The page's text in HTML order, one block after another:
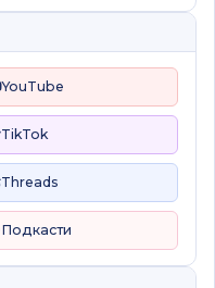
YouTube
TikTok
Threads
Подкасти